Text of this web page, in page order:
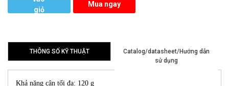
giỏ
Mua ngay
THÔNG SỐ KỸ THUẬT
Catalog/datasheet/Hướng dẫn
sử dụng
Khả năng cân tối đa: 120 g